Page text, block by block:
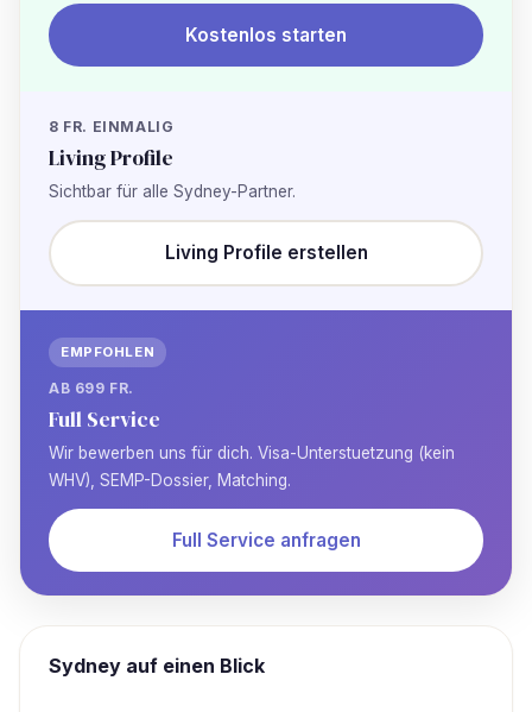
Kostenlos starten
8 FR. EINMALIG
Living Profile
Sichtbar für alle Sydney-Partner.
Living Profile erstellen
EMPFOHLEN
AB 699 FR.
Full Service
Wir bewerben uns für dich. Visa-Unterstuetzung (kein
WHV), SEMP-Dossier, Matching.
Full Service anfragen
Sydney auf einen Blick